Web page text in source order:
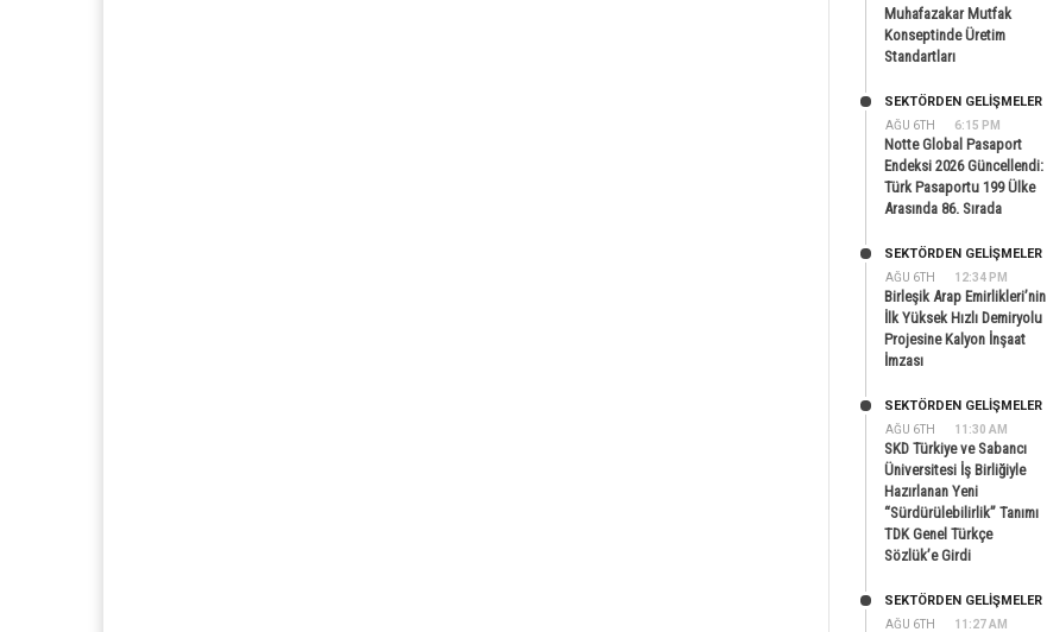
Muhafazakar Mutfak
Konseptinde Üretim
Standartları
AĞU 6TH 6:15 PM
SEKTÖRDEN GELIŞMELER
Notte Global Pasaport
Endeksi 2026 Güncellendi:
Türk Pasaportu 199 Ülke
Arasında 86. Sırada
AĞU 6TH 12:34 PM
SEKTÖRDEN GELIŞMELER
Birleşik Arap Emirlikleri’nin
İlk Yüksek Hızlı Demiryolu
Projesine Kalyon İnşaat
İmzası
AĞU 6TH 11:30 AM
SEKTÖRDEN GELIŞMELER
SKD Türkiye ve Sabancı
Üniversitesi İş Birliğiyle
Hazırlanan Yeni
“Sürdürülebilirlik” Tanımı
TDK Genel Türkçe
Sözlük’e Girdi
AĞU 6TH 11:27 AM
SEKTÖRDEN GELIŞMELER